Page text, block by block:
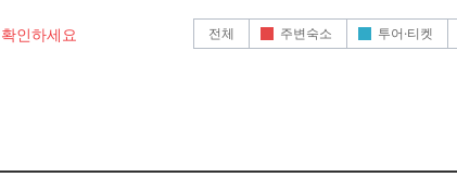
인하세요 전체 주변숙소 투어·티켓